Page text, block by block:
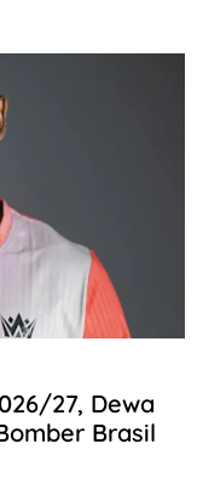
27, Dewa
Brasil